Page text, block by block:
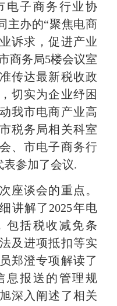
电子商务行业协
主办的“聚焦电商
诉求，促进产业
商务局5楼会议室
传达最新税收政
切实为企业纾困
我市电商产业高
税务局相关科室
、市电子商务行
表参加了会议.
谈会的重点。
讲解了2025年电
包括税收减免条
及进项抵扣等实
郑澄专项解读了
息报送的管理规
深入阐述了相关